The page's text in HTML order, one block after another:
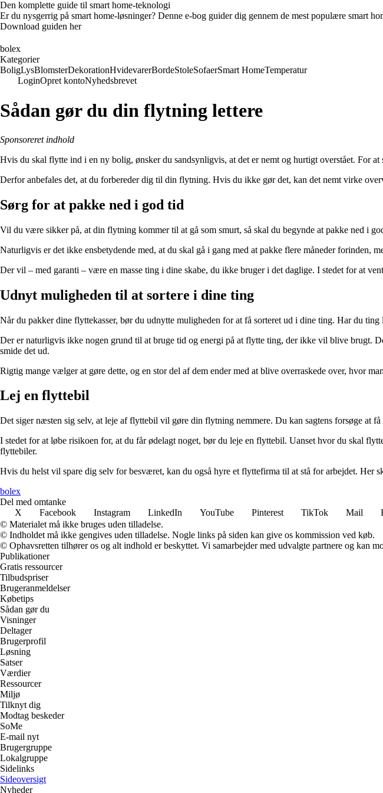
Den komplette guide til smart home-teknologi
Er du nysgerrig på smart home-løsninger? Denne e-bog guider dig gennem de mest populære smart
Download guiden her
bolex
Kategorier
BoligLysBlomsterDekorationHvidevarerBordeStoleSofaerSmart HomeTemperatur
LoginOpret kontoNyhedsbrevet
Sådan gør du din flytning lettere
Sponsoreret indhold
Hvis du skal flytte ind i en ny bolig, ønsker du sandsynligvis, at det er nemt og hurtigt overstået. For
Derfor anbefales det, at du forbereder dig til din flytning. Hvis du ikke gør det, kan det nemt virke
Sørg for at pakke ned i god tid
Vil du være sikker på, at din flytning kommer til at gå som smurt, så skal du begynde at pakke ned i
Naturligvis er det ikke ensbetydende med, at du skal gå i gang med at pakke flere måneder forinden,
Der vil – med garanti – være en masse ting i dine skabe, du ikke bruger i det daglige. I stedet for at
Udnyt muligheden til at sortere i dine ting
Når du pakker dine flyttekasser, bør du udnytte muligheden for at få sorteret ud i dine ting. Har du
Der er naturligvis ikke nogen grund til at bruge tid og energi på at flytte ting, der ikke vil blive brugt.
smide det ud.
Rigtig mange vælger at gøre dette, og en stor del af dem ender med at blive overraskede over, hvor
Lej en flyttebil
Det siger næsten sig selv, at leje af flyttebil vil gøre din flytning nemmere. Du kan sagtens forsøge at
I stedet for at løbe risikoen for, at du får ødelagt noget, bør du leje en flyttebil. Uanset hvor du skal
flyttebiler.
Hvis du helst vil spare dig selv for besværet, kan du også hyre et flyttefirma til at stå for arbejdet.
bolex
Del med omtanke
X
Facebook Instagram LinkedIn YouTube Pinterest TikTok Mail
© Materialet må ikke bruges uden tilladelse.
© Indholdet må ikke gengives uden tilladelse. Nogle links på siden kan give os kommission ved køb.
© Ophavsretten tilhører os og alt indhold er beskyttet. Vi samarbejder med udvalgte partnere og kan
Publikationer
Gratis ressourcer
Tilbudspriser
Brugeranmeldelser
Købetips
Sådan gør du
Visninger
Deltager
Brugerprofil
Løsning
Satser
Værdier
Ressourcer
Miljø
Tilknyt dig
Modtag beskeder
SoMe
E-mail nyt
Brugergruppe
Lokalgruppe
Sidelinks
Sideoversigt
Nyheder